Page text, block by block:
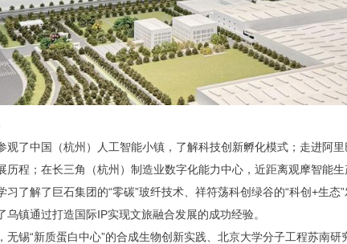
观了中国（杭州）人工智能小镇，了解科技创新孵化模式；走进阿
历程；在长三角（杭州）制造业数字化能力中心，近距离观摩智能
习了解了巨石集团的“零碳”玻纤技术、祥符荡科创绿谷的“科创+生
乌镇通过打造国际IP实现文旅融合发展的成功经验。
无锡“新质蛋白中心”的合成生物创新实践、北京大学分子工程苏南